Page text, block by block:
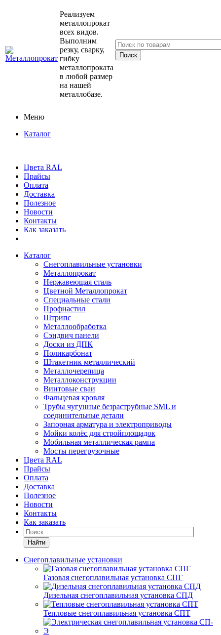
Реализуем
металлопрокат
всех видов.
Выполним
резку, сварку,
гибку
металлопроката
в любой размер
на нашей
металлобазе.
Меню
Каталог
Цвета RAL
Прайсы
Оплата
Доставка
Полезное
Новости
Контакты
Как заказать
Каталог
Снегоплавильные установки
Металлопрокат
Нержавеющая сталь
Цветной Металлопрокат
Специальные стали
Профнастил
Штрипс
Металлообработка
Сэндвич панели
Доски из ДПК
Поликарбонат
Штакетник металлический
Металлочерепица
Металлоконструкции
Винтовые сваи
Фальцевая кровля
Трубы чугунные безраструбные SML и
соединительные детали
Запорная арматура и электроприводы
Мойки колёс для стройплощадок
Мобильная металлическая рампа
Мосты перегрузочные
Цвета RAL
Прайсы
Оплата
Доставка
Полезное
Новости
Контакты
Как заказать
Найти
Снегоплавильные установки
Газовая снегоплавильная установка СПГ
Дизельная снегоплавильная установка СПД
Тепловые снегоплавильная установка СПТ